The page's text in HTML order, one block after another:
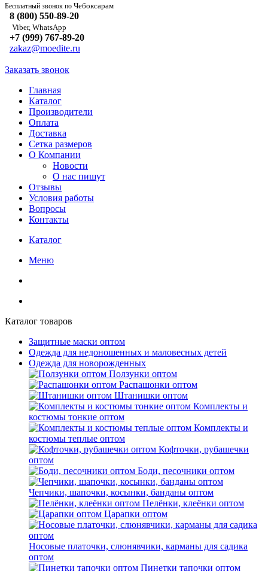
Бесплатный звонок по Чебоксарам
8 (800) 550-89-20
Viber, WhatsApp
+7 (999) 767-89-20
zakaz@moedite.ru
Заказать звонок
Главная
Каталог
Производители
Оплата
Доставка
Сетка размеров
О Компании
Новости
О нас пишут
Отзывы
Условия работы
Вопросы
Контакты
Каталог
Меню
Каталог товаров
Защитные маски оптом
Одежда для недоношенных и маловесных детей
Одежда для новорожденных
Ползунки оптом
Распашонки оптом
Штанишки оптом
Комплекты и
костюмы тонкие оптом
Комплекты и
костюмы теплые оптом
Кофточки, рубашечки
оптом
Боди, песочники оптом
Чепчики, шапочки, косынки, банданы оптом
Пелёнки, клеёнки оптом
Царапки оптом
Носовые платочки, слюнявчики, карманы для садика
оптом
Пинетки тапочки оптом